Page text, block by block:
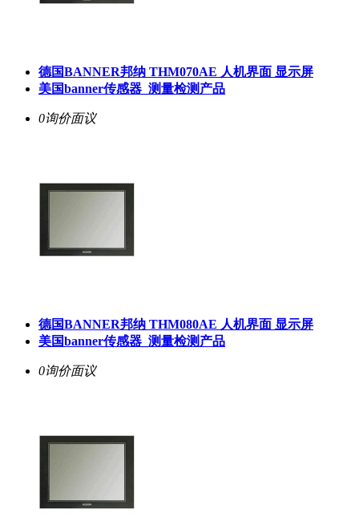
德国BANNER邦纳 THM070AE 人机界面 显示屏
美国banner传感器_测量检测产品
0询价面议
德国BANNER邦纳 THM080AE 人机界面 显示屏
美国banner传感器_测量检测产品
0询价面议